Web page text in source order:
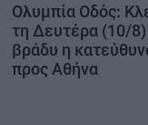
Ολυμπία Οδός:
τη Δευτέρα (10/8)
βράδυ η
προς Αθήνα